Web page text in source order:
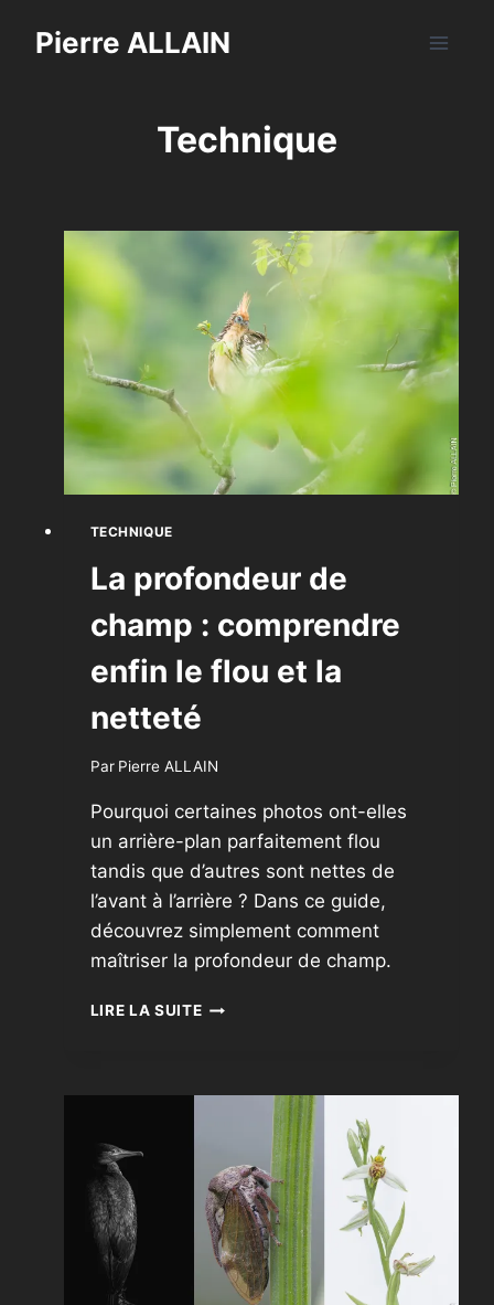
Pierre ALLAIN
Technique
TECHNIQUE
La profondeur de
champ : comprendre
enfin le flou et la
netteté
Par Pierre ALLAIN
Pourquoi certaines photos ont-elles
un arrière-plan parfaitement flou
tandis que d’autres sont nettes de
l’avant à l’arrière ? Dans ce guide,
découvrez simplement comment
maîtriser la profondeur de champ.
LIRE LA SUITELA
:
COMPRENDRE
LE
FLOU
ET
LA
NETTETÉ